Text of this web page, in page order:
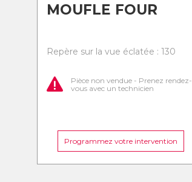
MOUFLE FOUR
Repère sur la vue éclatée : 130
Pièce non vendue - Prenez rendez-
vous avec un technicien
Programmez votre intervention